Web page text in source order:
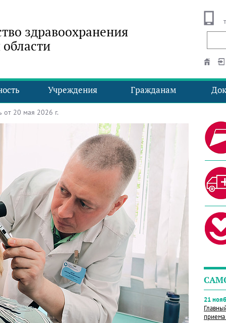
здравоохранения
Учреждения Гражданам
20 мая 2026 г.
21
приема